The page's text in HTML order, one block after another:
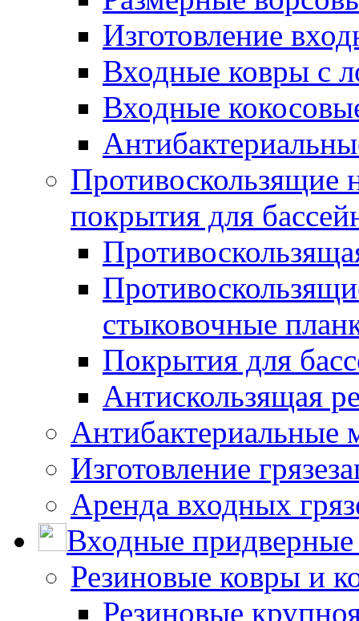
Изготовление
Входные ковры с
Входные
Противоскользящие
покрытия для
стыковочные
Покрытия для
Антискользящая
Антибактериальные
Изготовление
Аренда входных
Входные
Резиновые ковры и
Резиновые